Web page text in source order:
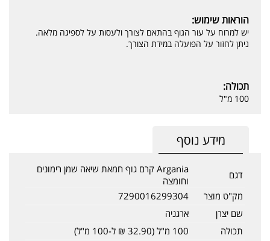
הוראות שימוש:
יש למרוח על עור הגוף בהתאם לצורך ולעסות על לספיגה מלאה.
ניתן לחזור על הפועלה במידת הצורך.
תכולה:
100 מ"ל
מידע נוסף
דגם
Argania קרם גוף חמאת שיאה שמן רימונים
וחומצה
מק"ט מוצר
7290016299304
שם יצרן
ארגניה
תכולה
100 מ"ל (32.90 ₪ ל-100 מ"ל)